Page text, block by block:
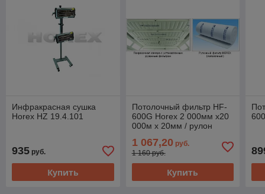
Инфракрасная сушка
Horex HZ 19.4.101
935 руб.
Купить
Потолочный фильтр HF-
600G Horex 2 000мм х20
000м х 20мм / рулон
1 067,20 руб.
1 160 руб.
Купить